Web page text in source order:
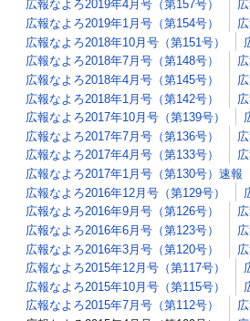
広報なよろ2019年4月号（第157号）
広報なよろ2019年1月号（第154号）
広報なよろ2018年10月号（第151号）
広報なよろ2018年7月号（第148号）
広報なよろ2018年4月号（第145号）
広報なよろ2018年1月号（第142号）
広報なよろ2017年10月号（第139号）
広報なよろ2017年7月号（第136号）
広報なよろ2017年4月号（第133号）
広報なよろ2017年1月号（第130号）速報
広報なよろ2016年12月号（第129号）
広報なよろ2016年9月号（第126号）
広報なよろ2016年6月号（第123号）
広報なよろ2016年3月号（第120号）
広報なよろ2015年12月号（第117号）
広報なよろ2015年10月号（第115号）
広報なよろ2015年7月号（第112号）